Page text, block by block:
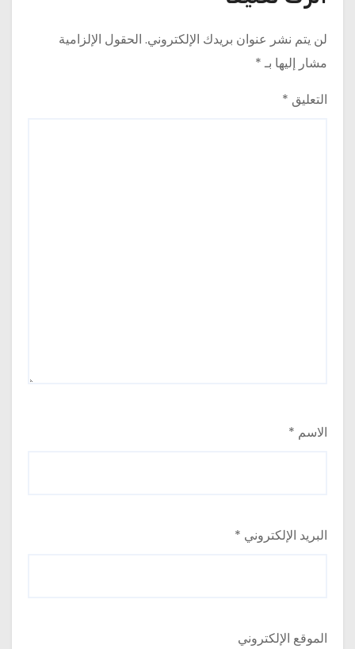
لن يتم نشر عنوان بريدك الإلكتروني. الحقول الإلزامية
مشار إليها بـ*
التعليق *
الاسم *
البريد الإلكتروني *
الموقع الإلكتروني